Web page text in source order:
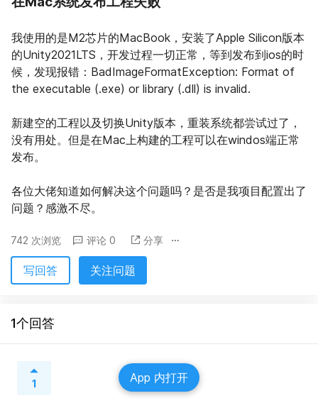
我使用的是M2芯片的MacBook，安装了Apple Silicon版本
的Unity2021LTS，开发过程一切正常，等到发布到ios的时
候，发现报错：BadImageFormatException: Format of
the executable (.exe) or library (.dll) is invalid.
新建空的工程以及切换Unity版本，重装系统都尝试过了，
没有用处。但是在Mac上构建的工程可以在windos端正常
发布。
各位大佬知道如何解决这个问题吗？是否是我项目配置出了
问题？感激不尽。
742 次浏览 评论 0 分享
写回答 关注问题
1个回答
1 App 内打开